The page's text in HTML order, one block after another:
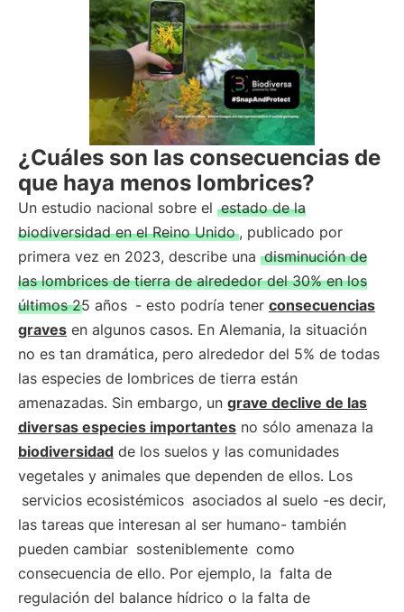
¿Cuáles son las consecuencias de
que haya menos lombrices?
Un estudio nacional sobre el estado de la
biodiversidad en el Reino Unido , publicado por
primera vez en 2023, describe una disminución de
las lombrices de tierra de alrededor del 30% en los
últimos 25 años - esto podría tener consecuencias
graves en algunos casos. En Alemania, la situación
no es tan dramática, pero alrededor del 5% de todas
las especies de lombrices de tierra están
amenazadas. Sin embargo, un grave declive de las
diversas especies importantes no sólo amenaza la
biodiversidad de los suelos y las comunidades
vegetales y animales que dependen de ellos. Los
servicios ecosistémicos asociados al suelo -es decir,
las tareas que interesan al ser humano- también
pueden cambiar sosteniblemente como
consecuencia de ello. Por ejemplo, la falta de
regulación del balance hídrico o la falta de